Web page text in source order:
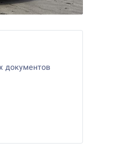
документов